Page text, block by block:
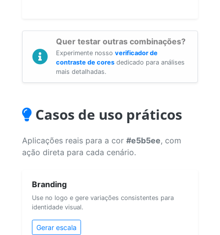
Quer testar outras combinações?
Experimente nosso verificador de
contraste de cores dedicado para análises
mais detalhadas.
Casos de uso práticos
Aplicações reais para a cor #e5b5ee, com
ação direta para cada cenário.
Branding
Use no logo e gere variações consistentes para
identidade visual.
Gerar escala